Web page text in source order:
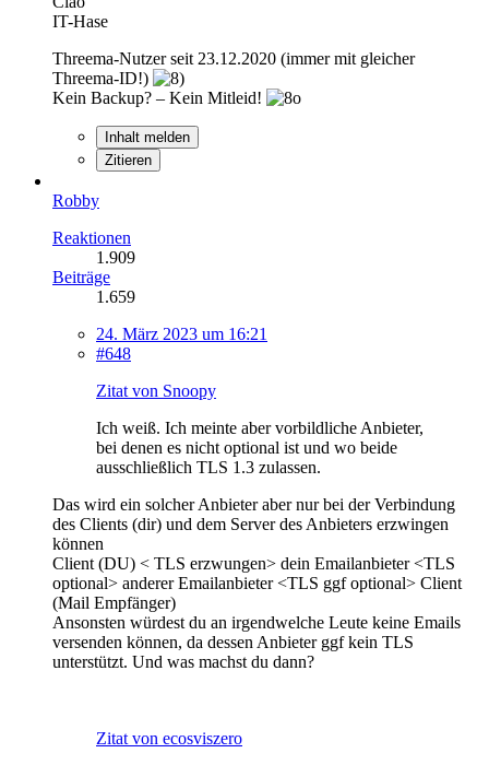
IT-Hase
Threema-Nutzer seit 23.12.2020 (immer mit gleicher
Threema-ID!)
Kein Backup? – Kein Mitleid!
Inhalt melden
Zitieren
Robby
Reaktionen
1.909
Beiträge
1.659
24. März 2023 um 16:21
#648
Zitat von Snoopy
Ich weiß. Ich meinte aber vorbildliche Anbieter,
bei denen es nicht optional ist und wo beide
ausschließlich TLS 1.3 zulassen.
Das wird ein solcher Anbieter aber nur bei der Verbindung
des Clients (dir) und dem Server des Anbieters erzwingen
können
Client (DU) < TLS erzwungen> dein Emailanbieter <TLS
optional> anderer Emailanbieter <TLS ggf optional> Client
(Mail Empfänger)
Ansonsten würdest du an irgendwelche Leute keine Emails
versenden können, da dessen Anbieter ggf kein TLS
unterstützt. Und was machst du dann?
Zitat von ecosviszero